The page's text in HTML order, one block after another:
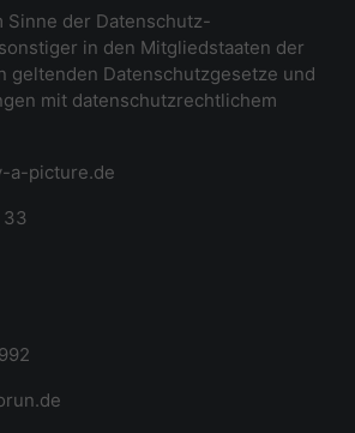
der Datenschutz-
in den Mitgliedstaaten der
geltenden Datenschutzgesetze und
mit datenschutzrechtlichem
a-picture.de
33